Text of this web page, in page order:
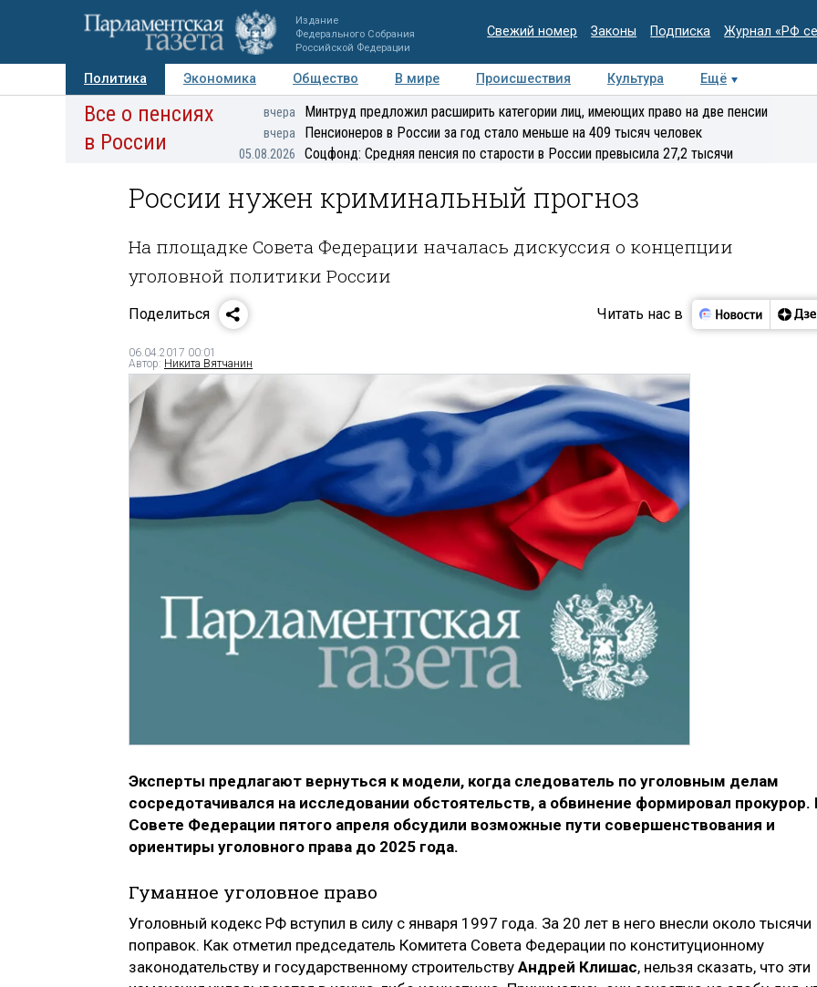
Издание
Федерального Собрания
Российской Федерации
Свежий номер Законы Подписка Журнал «РФ
Политика Экономика Общество В мире Происшествия Культура
Ещё
Авторы Персоны Мнения Регионы Медиацентр Интервью Колумнисты
Все о пенсиях
в России
вчера Минтруд предложил расширить категории лиц, имеющих право на две пенсии
вчера Пенсионеров в России за год стало меньше на 409 тысяч человек
05.08.2026 Соцфонд: Средняя пенсия по старости в России превысила 27,2 тысячи
России нужен криминальный прогноз
На площадке Совета Федерации началась дискуссия о концепции
уголовной политики России
Поделиться Читать нас в
06.04.2017 00:01
Автор: Никита Вятчанин
Эксперты предлагают вернуться к модели, когда следователь по уголовным делам
сосредотачивался на исследовании обстоятельств, а обвинение формировал прокурор.
Совете Федерации пятого апреля обсудили возможные пути совершенствования и
ориентиры уголовного права до 2025 года.
Гуманное уголовное право
Уголовный кодекс РФ вступил в силу с января 1997 года. За 20 лет в него внесли около тысячи
поправок. Как отметил председатель Комитета Совета Федерации по конституционному
законодательству и государственному строительству Андрей Клишас, нельзя сказать, что эти